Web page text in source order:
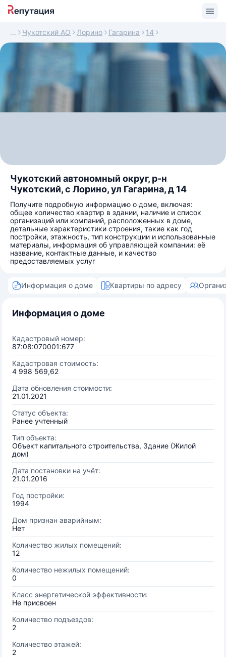
Чукотский АО Лорино Гагарина 14
Чукотский автономный округ, р-н
Чукотский, с Лорино, ул Гагарина, д 14
Получите подробную информацию о доме, включая:
общее количество квартир в здании, наличие и список
организаций или компаний, расположенных в доме,
детальные характеристики строения, такие как год
постройки, этажность, тип конструкции и использованные
материалы, информация об управляющей компании: её
название, контактные данные, и качество
предоставляемых услуг
Информация о доме Квартиры по адресу
Информация о доме
Кадастровый номер:
87:08:070001:677
Кадастровая стоимость:
4 998 569,62
Дата обновления стоимости:
21.01.2021
Статус объекта:
Ранее учтенный
Тип объекта:
Объект капитального строительства, Здание (Жилой
дом)
Дата постановки на учёт:
21.01.2016
Год постройки:
1994
Дом признан аварийным:
Нет
Количество жилых помещений:
12
Количество нежилых помещений:
0
Класс энергетической эффективности:
Не присвоен
Количество подъездов:
2
Количество этажей:
2